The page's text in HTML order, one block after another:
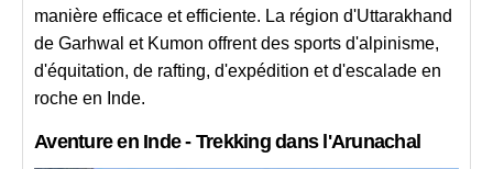
manière efficace et efficiente. La région d'Uttarakhand
de Garhwal et Kumon offrent des sports d'alpinisme,
d'équitation, de rafting, d'expédition et d'escalade en
roche en Inde.
Aventure en Inde - Trekking dans l'Arunachal